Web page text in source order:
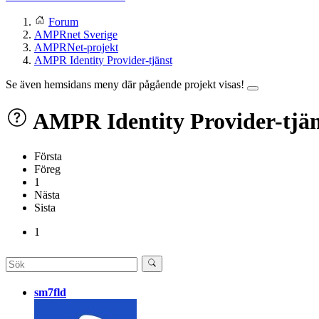
Forum
AMPRnet Sverige
AMPRNet-projekt
AMPR Identity Provider-tjänst
Se även hemsidans meny där pågående projekt visas!
AMPR Identity Provider-
Första
Föreg
1
Nästa
Sista
1
sm7fld